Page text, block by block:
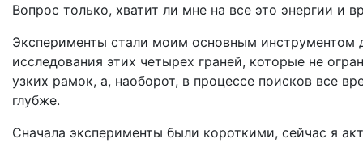
Вопрос только, хватит ли мне на все это энергии и
Эксперименты стали моим основным инструментом
исследования этих четырех граней, которые не
узких рамок, а, наоборот, в процессе поисков все
глубже.
Сначала эксперименты были короткими, сейчас я